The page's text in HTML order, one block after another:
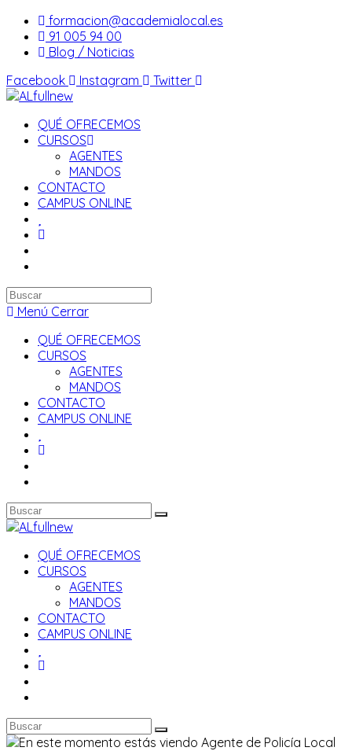
Saltar
contenido
formacion@academialocal.es
91 005 94 00
Blog / Noticias
Facebook
Instagram Twitter
QUÉ OFRECEMOS
CURSOS
AGENTES
MANDOS
CONTACTO
CAMPUS ONLINE
Buscar
en
web
Menú Cerrar
QUÉ OFRECEMOS
CURSOS
AGENTES
MANDOS
CONTACTO
CAMPUS ONLINE
QUÉ OFRECEMOS
CURSOS
AGENTES
MANDOS
CONTACTO
CAMPUS ONLINE